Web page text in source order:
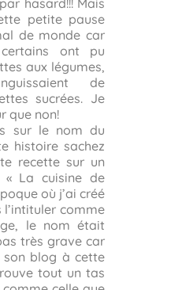
petite pause
de monde car
ont pu
aux légumes,
de
sucrées. Je
que non!
sur le nom du
histoire sachez
recette sur un
« La cuisine de
où j’ai créé
comme
le nom était
très grave car
blog à cette
tout un tas